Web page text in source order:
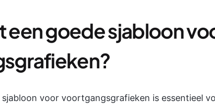
een goede sjabloon
voor voortgangsgrafieken is essentieel